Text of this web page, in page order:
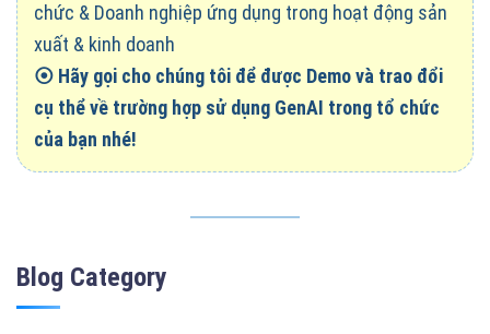
chức & Doanh nghiệp ứng dụng trong hoạt động sản
xuất & kinh doanh
⦿ Hãy gọi cho chúng tôi để được Demo và trao đổi
cụ thể về trường hợp sử dụng GenAI trong tổ chức
của bạn nhé!
Blog Category